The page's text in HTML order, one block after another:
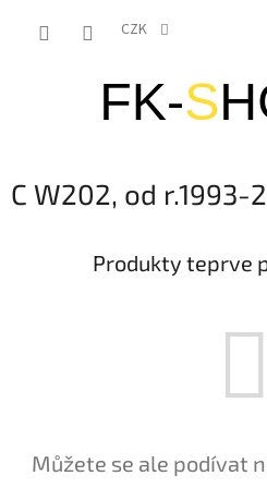
CZK
C W202, od r.1993-
Produkty teprve
Můžete se ale podívat